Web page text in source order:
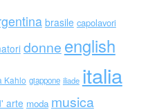
brasile capolavori
donne english
Kahlo giappone iliade italia
arte moda musica